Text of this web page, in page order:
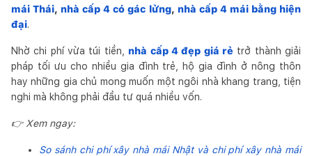
mái Thái, nhà cấp 4 có gác lửng, nhà cấp 4 mái bằng hiện
đại.
Nhờ chi phí vừa túi tiền, nhà cấp 4 đẹp giá rẻ trở thành giải
pháp tối ưu cho nhiều gia đình trẻ, hộ gia đình ở nông thôn
hay những gia chủ mong muốn một ngôi nhà khang trang, tiện
nghi mà không phải đầu tư quá nhiều vốn.
👉 Xem ngay:
So sánh chi phí xây nhà mái Nhật và chi phí xây nhà mái